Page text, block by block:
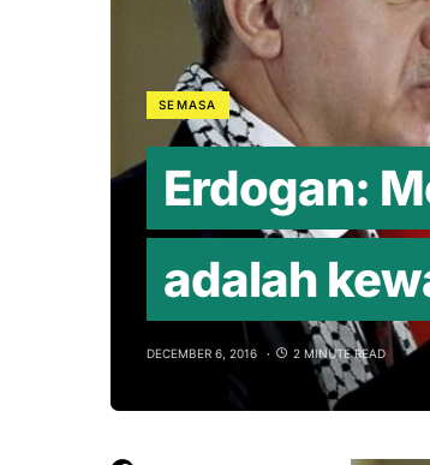
SEMASA
Erdogan:
adalah
DECEMBER 6, 2016 2 MINUTE READ